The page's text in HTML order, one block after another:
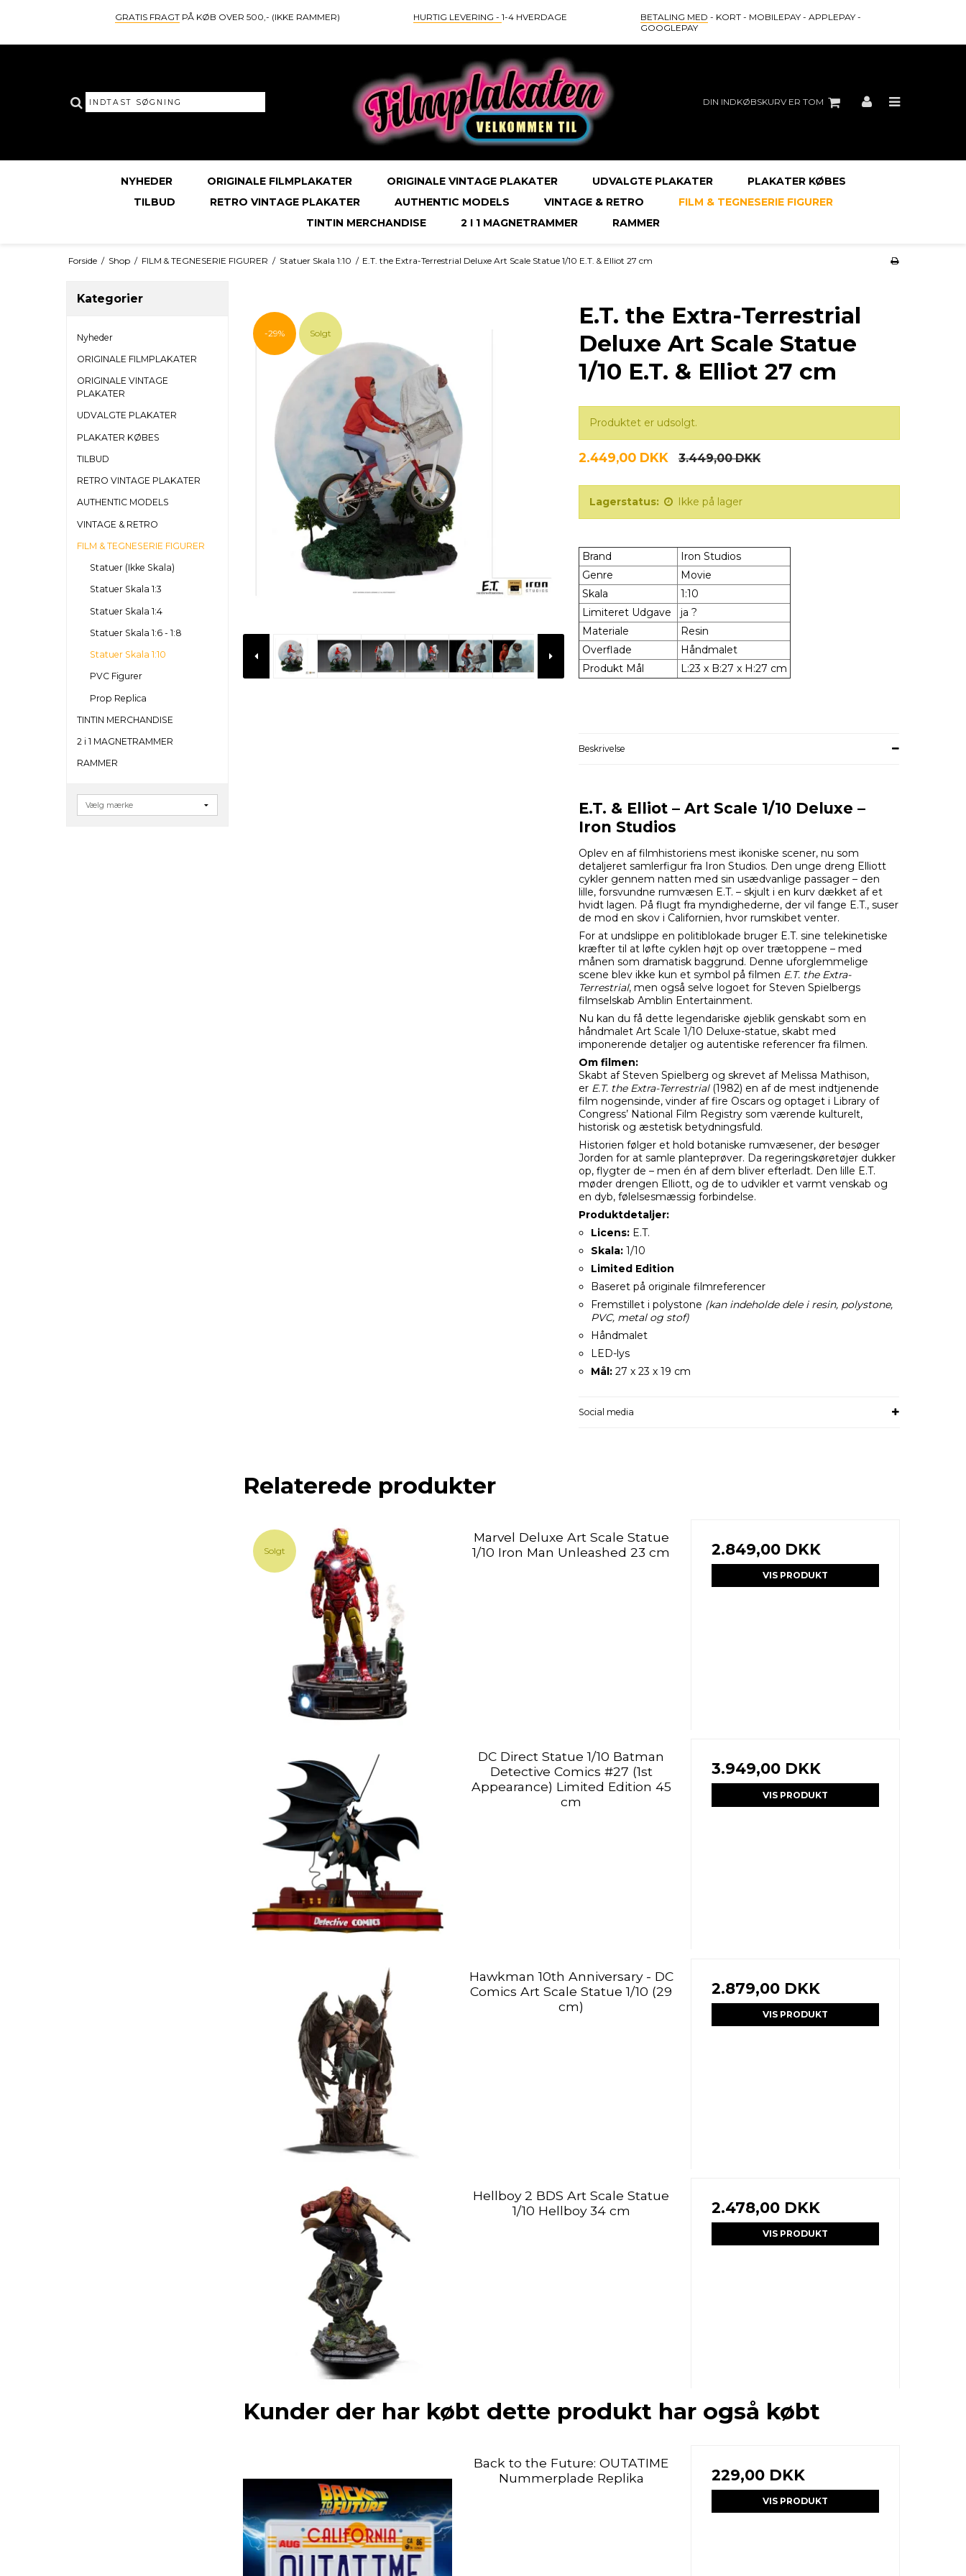
GRATIS FRAGTPÅ KØB OVER 500,- (IKKE RAMMER) HURTIG LEVERING - 1-4 HVERDAGE BETALING MED - KORT - MOBILEPAY - APPLEPAY -
GOOGLEPAY
DIN INDKØBSKURV ER TOM
NYHEDER ORIGINALE FILMPLAKATER ORIGINALE VINTAGE PLAKATER UDVALGTE PLAKATER
PLAKATER KØBES
TILBUD
RETRO VINTAGE PLAKATER AUTHENTIC MODELS VINTAGE & RETRO
FILM & TEGNESERIE FIGURER
TINTIN MERCHANDISE
2 I 1 MAGNETRAMMER RAMMER
Forside / Shop / FILM & TEGNESERIE FIGURER / Statuer Skala 1:10 / E.T. the Extra-Terrestrial Deluxe Art Scale Statue 1/10 E.T. & Elliot 27 cm
Kategorier
Nyheder
ORIGINALE FILMPLAKATER
ORIGINALE VINTAGE
PLAKATER
UDVALGTE PLAKATER
PLAKATER KØBES
TILBUD
RETRO VINTAGE PLAKATER
AUTHENTIC MODELS
VINTAGE & RETRO
FILM & TEGNESERIE FIGURER
Statuer (Ikke Skala)
Statuer Skala 1:3
Statuer Skala 1:4
Statuer Skala 1:6 - 1:8
Statuer Skala 1:10
PVC Figurer
Prop Replica
TINTIN MERCHANDISE
2 i 1 MAGNETRAMMER
RAMMER
-29% Solgt
E.T. the Extra-Terrestrial
Deluxe Art Scale Statue
1/10 E.T. & Elliot 27 cm
Produktet er udsolgt.
2.449,00 DKK 3.449,00 DKK
Lagerstatus: Ikke på lager
Brand
Iron Studios
Genre
Movie
Skala
1:10
Limiteret Udgave
ja ?
Materiale
Resin
Overflade
Håndmalet
Produkt Mål
L:23 x B:27 x H:27 cm
Beskrivelse
E.T. & Elliot – Art Scale 1/10 Deluxe –
Iron Studios
Oplev en af filmhistoriens mest ikoniske scener, nu som
detaljeret samlerfigur fra Iron Studios. Den unge dreng Elliott
cykler gennem natten med sin usædvanlige passager – den
lille, forsvundne rumvæsen E.T. – skjult i en kurv dækket af et
hvidt lagen. På flugt fra myndighederne, der vil fange E.T., suser
de mod en skov i Californien, hvor rumskibet venter.
For at undslippe en politiblokade bruger E.T. sine telekinetiske
kræfter til at løfte cyklen højt op over trætoppene – med
månen som dramatisk baggrund. Denne uforglemmelige
scene blev ikke kun et symbol på filmen E.T. the Extra-
Terrestrial, men også selve logoet for Steven Spielbergs
filmselskab Amblin Entertainment.
Nu kan du få dette legendariske øjeblik genskabt som en
håndmalet Art Scale 1/10 Deluxe-statue, skabt med
imponerende detaljer og autentiske referencer fra filmen.
Om filmen:
Skabt af Steven Spielberg og skrevet af Melissa Mathison,
er E.T. the Extra-Terrestrial(1982) en af de mest indtjenende
film nogensinde, vinder af fire Oscars og optaget i Library of
Congress’ National Film Registry som værende kulturelt,
historisk og æstetisk betydningsfuld.
Historien følger et hold botaniske rumvæsener, der besøger
Jorden for at samle planteprøver. Da regeringskøretøjer dukker
op, flygter de – men én af dem bliver efterladt. Den lille E.T.
møder drengen Elliott, og de to udvikler et varmt venskab og
en dyb, følelsesmæssig forbindelse.
Produktdetaljer:
Licens: E.T.
Skala: 1/10
Limited Edition
Baseret på originale filmreferencer
Fremstillet i polystone (kan indeholde dele i resin, polystone,
PVC, metal og stof)
Håndmalet
LED-lys
Mål: 27 x 23 x 19 cm
Social media
Relaterede produkter
Solgt
Marvel Deluxe Art Scale Statue
1/10 Iron Man Unleashed 23 cm
2.849,00 DKK
VIS PRODUKT
DC Direct Statue 1/10 Batman
Detective Comics #27 (1st
Appearance) Limited Edition 45
cm
3.949,00 DKK
VIS PRODUKT
Hawkman 10th Anniversary - DC
Comics Art Scale Statue 1/10 (29
cm)
2.879,00 DKK
VIS PRODUKT
Hellboy 2 BDS Art Scale Statue
1/10 Hellboy 34 cm
2.478,00 DKK
VIS PRODUKT
Kunder der har købt dette produkt har også købt
Back to the Future: OUTATIME
Nummerplade Replika
229,00 DKK
VIS PRODUKT